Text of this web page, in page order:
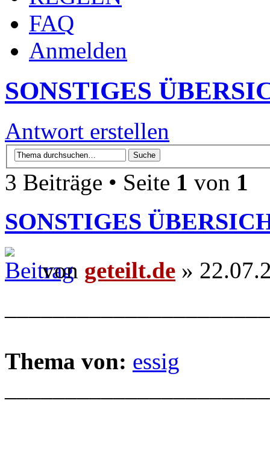
FAQ
Anmelden
SONSTIGES
Antwort erstellen
3 Beiträge • Seite 1 von 1
SONSTIGES
von geteilt.de »
Thema von: essig